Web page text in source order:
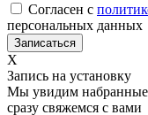
Согласен с
персональных данных
Х
Запись на установку
Мы увидим набранные
сразу свяжемся с вами